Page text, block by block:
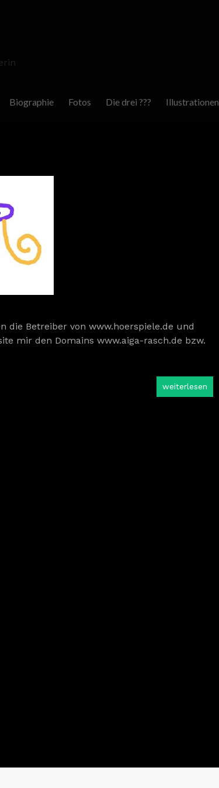
Biographie Fotos Die drei ??? Illustrationen
die Betreiber von www.hoerspiele.de und
mir den Domains www.aiga-rasch.de bzw.
weiterlesen